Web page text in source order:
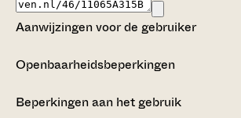
Aanwijzingen voor de gebruiker
Openbaarheidsbeperkingen
Beperkingen aan het gebruik